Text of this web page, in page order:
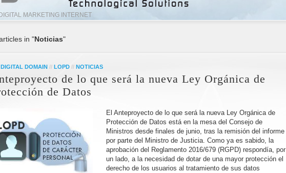
MARKETING INTERNET
in "Noticias"
DIGITAL DOMAIN // LOPD // NOTICIAS
de lo que será la nueva Ley Orgánica de
de Datos
El Anteproyecto de lo que será la nueva Ley Orgánica de
Protección de Datos está en la mesa del Consejo de
Ministros desde finales de junio, tras la remisión del informe
por parte del Ministro de Justicia. Como ya es sabido, la
aprobación del Reglamento 2016/679 (RGPD) respondía, por
un lado, a la necesidad de dotar de una mayor protección el
derecho de los usuarios al tratamiento de sus datos